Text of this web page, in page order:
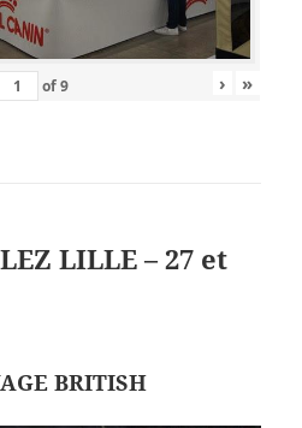
of9 › »
LILLE – 27 et
BRITISH